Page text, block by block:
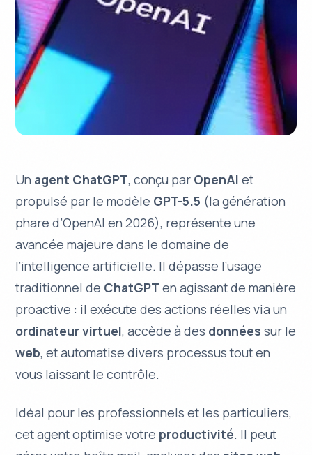
Un agent ChatGPT, conçu par OpenAI et
propulsé par le modèle GPT-5.5 (la génération
phare d’OpenAI en 2026), représente une
avancée majeure dans le domaine de
l’intelligence artificielle. Il dépasse l’usage
traditionnel de ChatGPT en agissant de manière
proactive : il exécute desactions réelles via un
ordinateur virtuel, accède à des données sur le
web, et automatise divers processus tout en
vous laissant le contrôle.
Idéal pour les professionnels et les particuliers,
cet agent optimise votre productivité. Il peut